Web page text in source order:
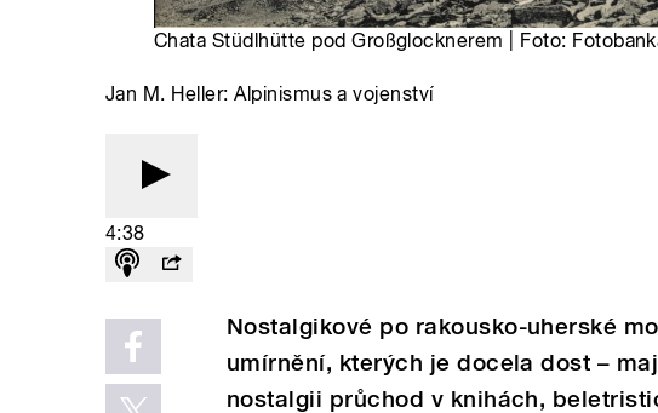
Chata Stüdlhütte pod Großglocknerem | Foto:
Jan M. Heller: Alpinismus a vojenství
4:38
Nostalgikové po rakousko-uherské
umírnění, kterých je docela dost –
nostalgii průchod v knihách,